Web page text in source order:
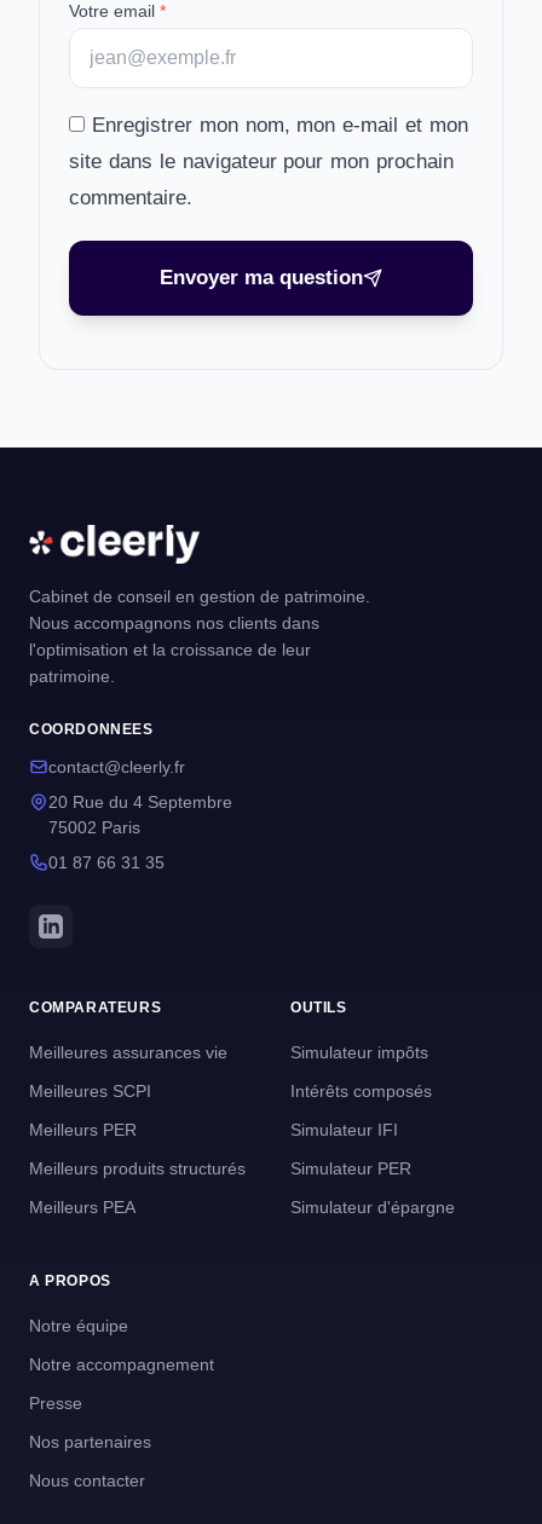
Votre email *
Enregistrer mon nom, mon e-mail et mon
site dans le navigateur pour mon prochain
commentaire.
Envoyer ma question
Cabinet de conseil en gestion de patrimoine.
Nous accompagnons nos clients dans
l'optimisation et la croissance de leur
patrimoine.
COORDONNEES
contact@cleerly.fr
20 Rue du 4 Septembre
75002 Paris
01 87 66 31 35
COMPARATEURS
Meilleures assurances vie
Meilleures SCPI
Meilleurs PER
Meilleurs produits structurés
Meilleurs PEA
OUTILS
Simulateur impôts
Intérêts composés
Simulateur IFI
Simulateur PER
Simulateur d'épargne
A PROPOS
Notre équipe
Notre accompagnement
Presse
Nos partenaires
Nous contacter